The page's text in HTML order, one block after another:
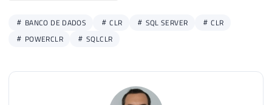
BANCO DE DADOS CLR SQL SERVER
CLR
POWERCLR
SQLCLR